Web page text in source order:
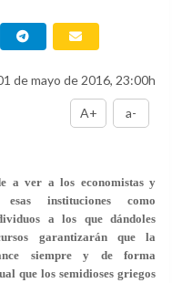
de mayo de 2016, 23:00h
A+ a-
a ver a los economistas y
instituciones como
a los que dándoles
garantizarán que la
siempre y de forma
que los semidioses griegos